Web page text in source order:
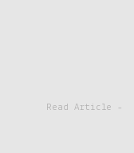
Read Article -